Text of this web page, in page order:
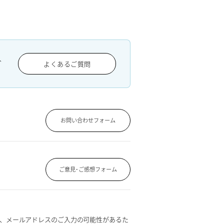
よくあるご質問
お問い合わせフォーム
ご意見･ご感想フォーム
メールアドレスのご入力の可能性があるた